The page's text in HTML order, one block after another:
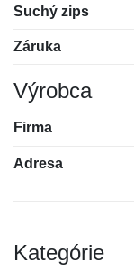
Suchý zips
Záruka
Výrobca
Firma
Adresa
Kategórie